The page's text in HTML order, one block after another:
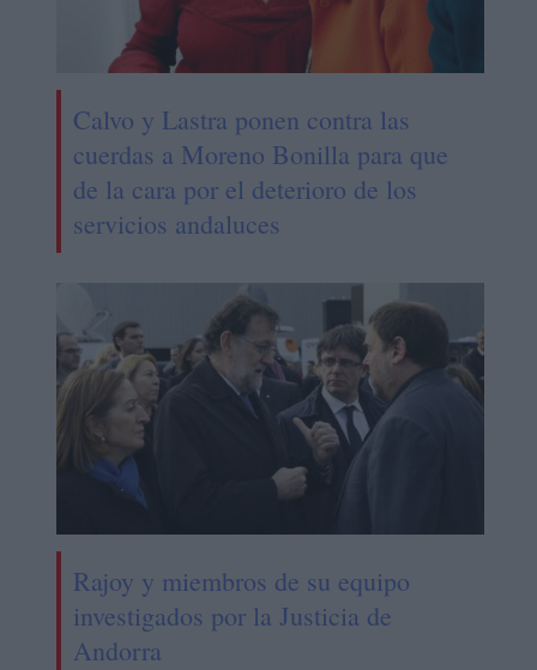
Calvo y Lastra ponen contra las
cuerdas a Moreno Bonilla para que
de la cara por el deterioro de los
servicios andaluces
Rajoy y miembros de su equipo
investigados por la Justicia de
Andorra